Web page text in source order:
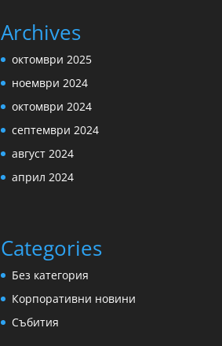
Archives
октомври 2025
ноември 2024
октомври 2024
септември 2024
август 2024
април 2024
Categories
Без категория
Корпоративни новини
Събития